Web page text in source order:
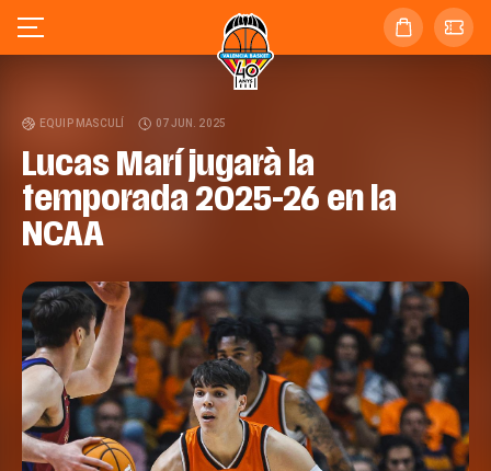
EQUIP MASCULÍ 07 JUN. 2025
Lucas Marí jugarà la
temporada 2025-26 en la
NCAA